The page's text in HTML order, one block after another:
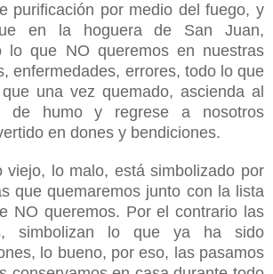
purificación por medio del fuego, y
en la hoguera de San Juan,
lo que NO queremos en nuestras
enfermedades, errores, todo lo que
una vez quemado, ascienda al
de humo y regrese a nosotros
en dones y bendiciones.
viejo, lo malo, está simbolizado por
que quemaremos junto con la lista
NO queremos. Por el contrario las
simbolizan lo que ya ha sido
lo bueno, por eso, las pasamos